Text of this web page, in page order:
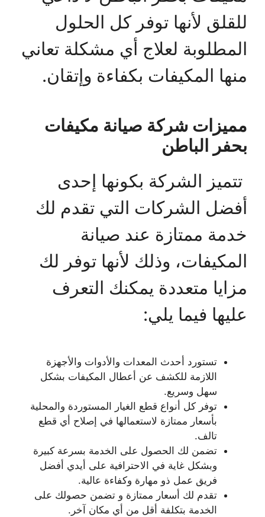
للقلق لأنها توفر كل الحلول
المطلوبة لعلاج أي مشكلة تعاني
منها المكيفات بكفاءة وإتقان.
مميزات شركة صيانة مكيفات
بحفر الباطن
تتميز الشركة بكونها إحدى
أفضل الشركات التي تقدم لك
خدمة ممتازة عند صيانة
المكيفات، وذلك لأنها توفر لك
مزايا متعددة يمكنك التعرف
عليها فيما يلي:
تستورد أحدث المعدات والأدوات والأجهزة
اللازمة للكشف عن أعطال المكيفات بشكل
سهل وسريع.
توفر كل أنواع قطع الغيار المستوردة والمحلية
بأسعار ممتازة لاستعمالها في إصلاح أي قطع
تالف.
تضمن لك الحصول على الخدمة بسرعة كبيرة
وبشكل غاية في الاحترافية على أيدي أفضل
فريق عمل ذو مهارة وكفاءة عالية.
تقدم لك أسعار ممتازة و تضمن حصولك على
الخدمة بتكلفة أقل من أي مكان آخر.